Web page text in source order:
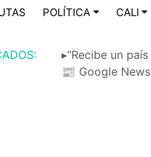
POLÍTICA CALI
▸“Recibe un
📰 Google News